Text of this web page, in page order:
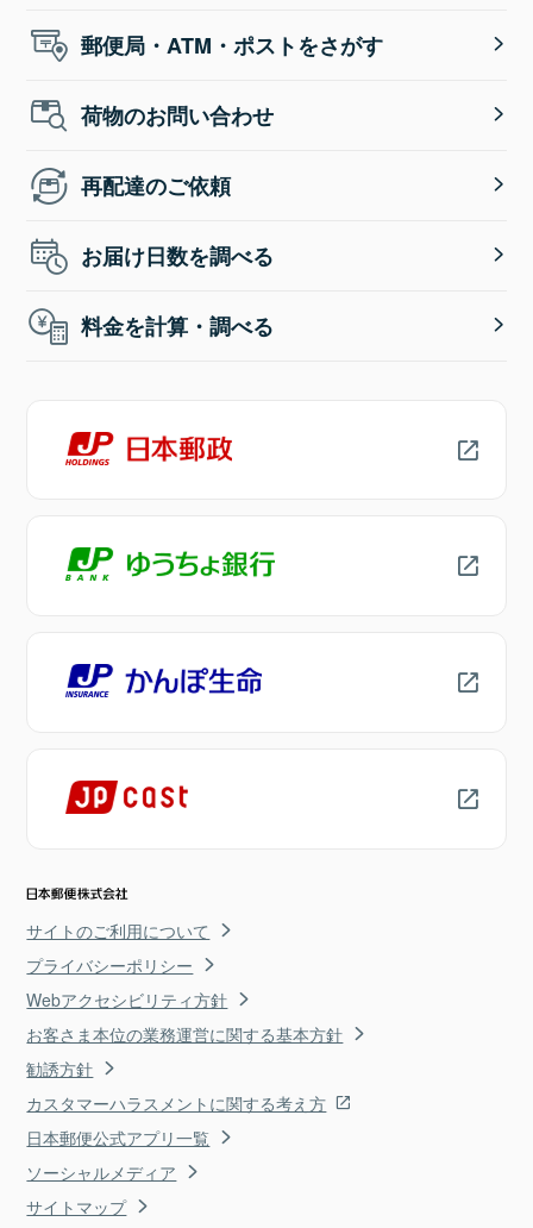
郵便局・ATM・ポストをさがす
荷物のお問い合わせ
再配達のご依頼
お届け日数を調べる
料金を計算・調べる
サイトのご利用について
プライバシーポリシー
Webアクセシビリティ方針
お客さま本位の業務運営に関する基本方針
勧誘方針
カスタマーハラスメントに関する考え方
日本郵便公式アプリ一覧
ソーシャルメディア
サイトマップ